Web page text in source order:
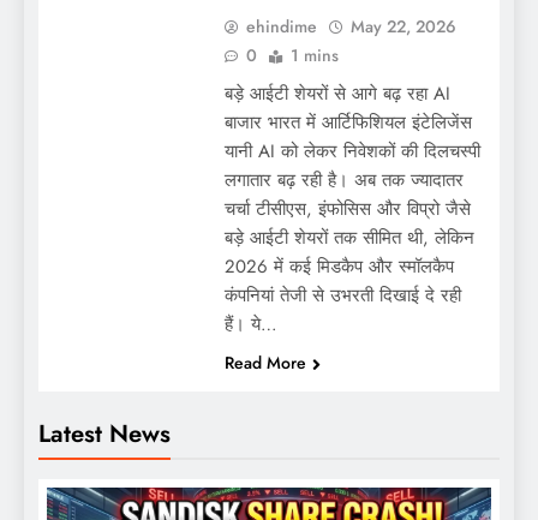
Latest News
ehindime
May 22, 2026
0
1 mins
बड़े आईटी शेयरों से आगे बढ़ रहा AI
बाजार भारत में आर्टिफिशियल इंटेलिजेंस
यानी AI को लेकर निवेशकों की दिलचस्पी
लगातार बढ़ रही है। अब तक ज्यादातर
चर्चा टीसीएस, इंफोसिस और विप्रो जैसे
बड़े आईटी शेयरों तक सीमित थी, लेकिन
2026 में कई मिडकैप और स्मॉलकैप
कंपनियां तेजी से उभरती दिखाई दे रही
हैं। ये…
Read More